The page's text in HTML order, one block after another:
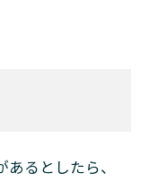
るとしたら、